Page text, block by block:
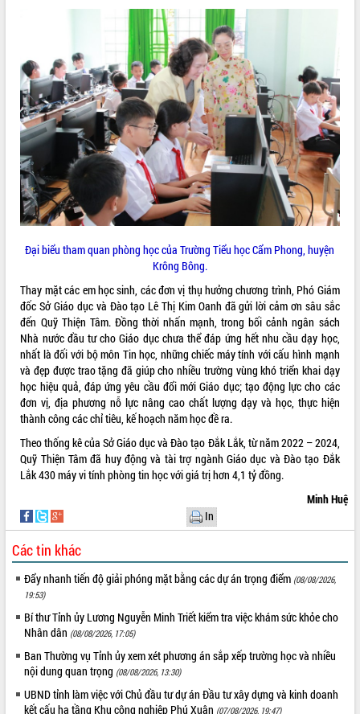
Bí thư Tỉnh ủy Lương Nguyễn Minh
Triết thăm, tặng quà người có công với
cách mạng
Rà soát, hoàn thiện hệ thống thiết chế
văn hóa, thể thao đáp ứng yêu cầu
phát triển mới
Thường trực HĐND tỉnh Đắk Lắk gặp
mặt Đoàn chuyên gia y tế TP. Hồ Chí
Minh
Lễ truy điệu và an táng hài cốt liệt sĩ
tại Nghĩa trang Liệt sĩ xã Sơn Hòa
Bàn giải pháp tháo gỡ khó khăn trong
định EUDR
trường Nguyễn Hoàng Hiệp khảo sát
vùng trồng và doanh nghiệp đóng gói
sầu riêng tại Đắk Lắk
Trình diễn nghệ thuật chế biến các
món ăn từ sầu riêng
Đắk Lắk công bố Quy hoạch và xúc
tiến đầu tư tỉnh
Ngành cá ngừ Đắk Lắk chủ động thích
ứng để giữ vững thị trường xuất khẩu
Diễn đàn Kinh tế tư nhân Việt Nam đột
phá cơ chế - Hợp tác công tư
Đề án 06 tạo bước ngoặt đột phá trong
Kết nối tour, đẩy mạnh chuyển đổi số
Khởi động Dự án Đầu tư xây dựng hạ
tầng kỹ thuật Cụm công nghiệp Tân
Tiến
Gặp mặt các cơ quan báo chí nhân Kỷ
niệm 101 năm Ngày Báo chí Cách
mạng Việt Nam
Đắk Lắk sơ kết 4 năm triển khai thực
hiện Đề án 06 của Chính phủ
Họp báo thông tin về Hội nghị Công bố
LIÊN KẾT WEB
THỐNG KÊ TRUY CẬP
Hôm nay: 4894
Tất cả: 66090562
Đại biểu tham quan phòng học của Trường Tiểu học Cẩm Phong, huyện
Krông Bông.
Thay mặt các em học sinh, các đơn vị thụ hưởng chương trình, Phó Giám
đốc Sở Giáo dục và Đào tạo Lê Thị Kim Oanh đã gửi lời cảm ơn sâu sắc
đến Quỹ Thiện Tâm. Đồng thời nhấn mạnh, trong bối cảnh ngân sách
Nhà nước đầu tư cho Giáo dục chưa thể đáp ứng hết nhu cầu dạy học,
nhất là đối với bộ môn Tin học, những chiếc máy tính với cấu hình mạnh
và đẹp được trao tặng đã giúp cho nhiều trường vùng khó triển khai dạy
học hiệu quả, đáp ứng yêu cầu đổi mới Giáo dục; tạo động lực cho các
đơn vị, địa phương nỗ lực nâng cao chất lượng dạy và học, thực hiện
thành công các chỉ tiêu, kế hoạch năm học đề ra.
Theo thống kê của Sở Giáo dục và Đào tạo Đắk Lắk, từ năm 2022 – 2024,
Quỹ Thiện Tâm đã huy động và tài trợ ngành Giáo dục và Đào tạo Đắk
Lắk 430 máy vi tính phòng tin học với giá trị hơn 4,1 tỷ đồng.
Minh Huệ
In
Các tin khác
Đẩy nhanh tiến độ giải phóng mặt bằng các dự án trọng điểm (08/08/2026,
19:53)
Bí thư Tỉnh ủy Lương Nguyễn Minh Triết kiểm tra việc khám sức khỏe cho
Nhân dân (08/08/2026, 17:05)
Ban Thường vụ Tỉnh ủy xem xét phương án sắp xếp trường học và nhiều
nội dung quan trọng (08/08/2026, 13:30)
UBND tỉnh làm việc với Chủ đầu tư dự án Đầu tư xây dựng và kinh doanh
kết cấu hạ tầng Khu công nghiệp Phú Xuân (07/08/2026, 19:47)